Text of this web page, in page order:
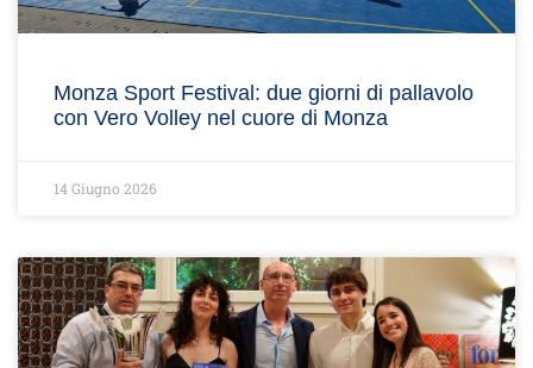
Monza Sport Festival: due giorni di pallavolo
con Vero Volley nel cuore di Monza
14 Giugno 2026